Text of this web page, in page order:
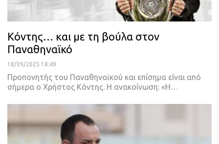
Κόντης… και με τη βούλα στον
Παναθηναϊκό
18/09/2025 18:49
Προπονητής του Παναθηναϊκού και επίσημα είναι από
σήμερα ο Χρήστος Κόντης. Η ανακοίνωση: «Η…